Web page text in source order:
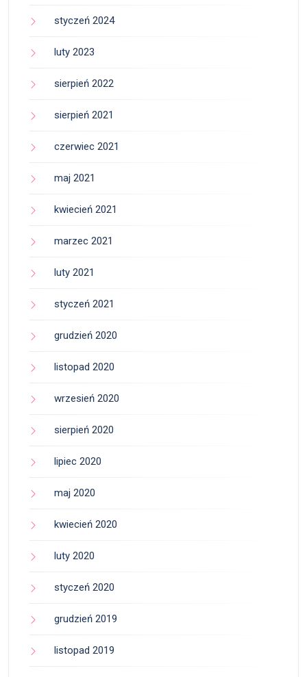
styczeń 2024
luty 2023
sierpień 2022
sierpień 2021
czerwiec 2021
maj 2021
kwiecień 2021
marzec 2021
luty 2021
styczeń 2021
grudzień 2020
listopad 2020
wrzesień 2020
sierpień 2020
lipiec 2020
maj 2020
kwiecień 2020
luty 2020
styczeń 2020
grudzień 2019
listopad 2019